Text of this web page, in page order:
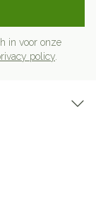
in voor onze
policy